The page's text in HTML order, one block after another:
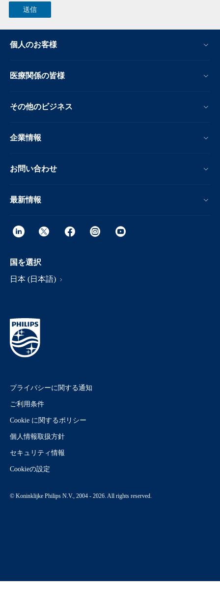
個人のお客様
医療関係の皆様
その他のビジネス
企業情報
お問い合わせ
最新情報
国を選択
日本 (日本語)
プライバシーに関する通知
ご利用条件
Cookie に関するポリシー
個人情報取扱方針
セキュリティ情報
Cookieの設定
© Koninklijke Philips N.V., 2004 - 2026. All rights reserved.